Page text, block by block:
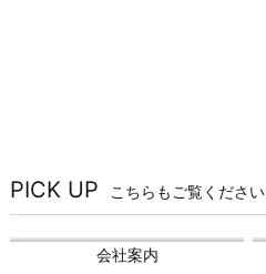
PICK UP こちらもご覧ください
会社案内